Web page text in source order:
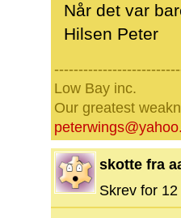
Når det var
Hilsen Peter
Low Bay inc.
Our greatest
skotte fra
Skrev for